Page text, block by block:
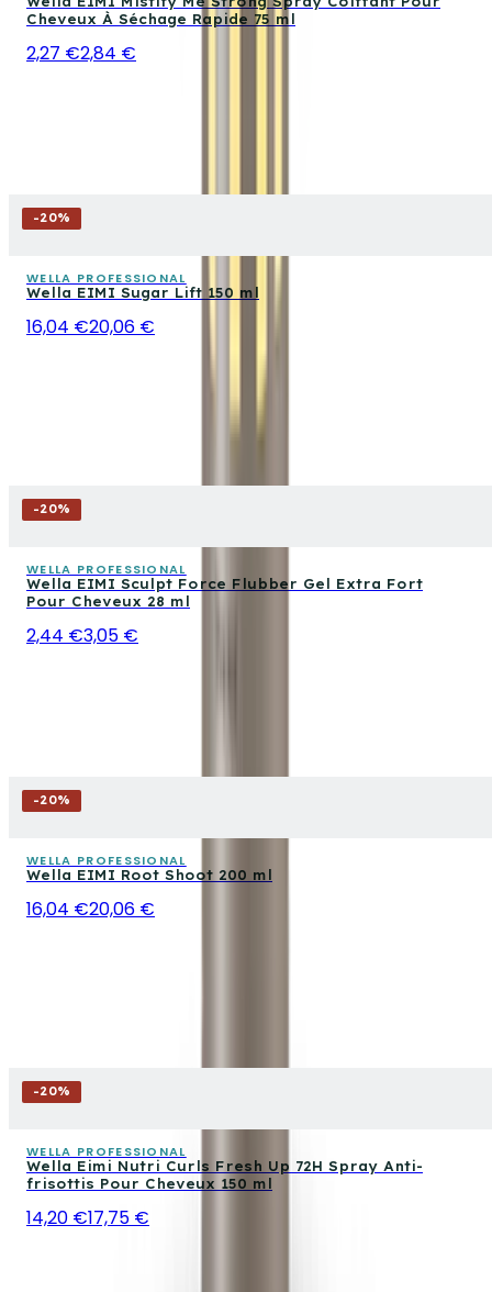
Cheveux À Séchage Rapide 75 ml
2,27 €2,84 €
-20%
WELLA PROFESSIONAL
Wella EIMI Sugar Lift 150 ml
16,04 €20,06 €
-20%
WELLA PROFESSIONAL
Wella EIMI Sculpt Force Flubber Gel Extra Fort
Pour Cheveux 28 ml
2,44 €3,05 €
-20%
WELLA PROFESSIONAL
Wella EIMI Root Shoot 200 ml
16,04 €20,06 €
-20%
WELLA PROFESSIONAL
Wella Eimi Nutri Curls Fresh Up 72H Spray Anti-
frisottis Pour Cheveux 150 ml
14,20 €17,75 €